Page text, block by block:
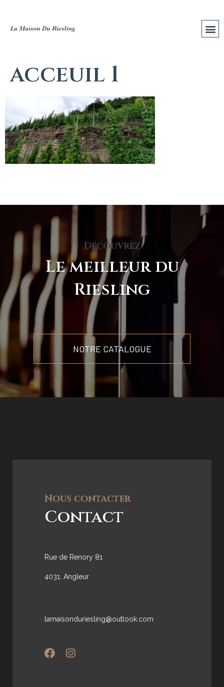
acceuil 1
Découvrez
Le meilleur du
Riesling
NOTRE CATALOGUE
Nous contacter
Contact
Rue de Renory 81
4031, Angleur
lamaisonduriesling@outlook.com